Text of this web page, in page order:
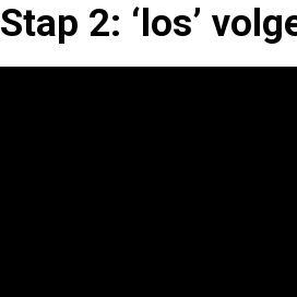
Stap 2: ‘los’